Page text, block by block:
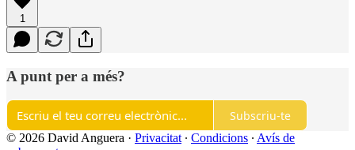
1
A punt per a més?
Subscriu-te
© 2026 David Anguera · Privacitat ∙ Condicions ∙ Avís de